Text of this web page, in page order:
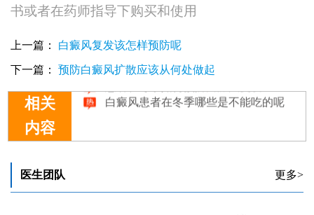
书或者在药师指导下购买和使用
上一篇： 白癜风复发该怎样预防呢
下一篇： 预防白癜风扩散应该从何处做起
相关
内容
白癜风患者在冬季该如何护理?
患者在冬季如何预防白癜风复发
白癜风患者在冬季哪些是不能吃的呢
医生团队 更多>